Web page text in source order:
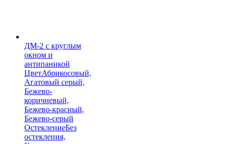
ДМ-2 с круглым
окном и
антипаникой
ЦветАбрикосовый,
Агатовый серый,
Бежево-
коричневый,
Бежево-красный,
Бежево-серый
ОстеклениеБез
остекления,